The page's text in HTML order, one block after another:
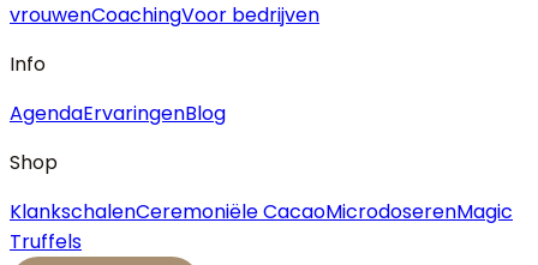
vrouwenCoachingVoor bedrijven
Info
AgendaErvaringenBlog
Shop
KlankschalenCeremoniële CacaoMicrodoserenMagic
Truffels